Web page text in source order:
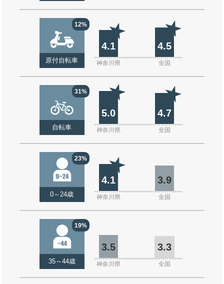
12%
原付自転車
4.1 4.5
神奈川県 全国
31%
自転車
5.0 4.7
神奈川県 全国
23%
0～24歳
4.1 3.9
神奈川県 全国
19%
35～44歳
3.5 3.3
神奈川県 全国